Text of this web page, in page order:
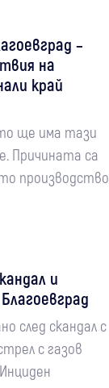
–
на
край
ще има тази
Причината са
производство
и
след скандал с
с газов